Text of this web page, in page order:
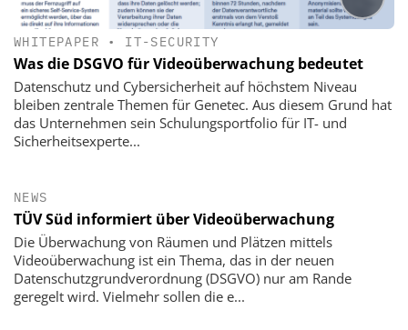
WHITEPAPER • IT-SECURITY
Was die DSGVO für Videoüberwachung bedeutet
Datenschutz und Cybersicherheit auf höchstem Niveau
bleiben zentrale Themen für Genetec. Aus diesem Grund hat
das Unternehmen sein Schulungsportfolio für IT- und
Sicherheitsexperte...
NEWS
TÜV Süd informiert über Videoüberwachung
Die Überwachung von Räumen und Plätzen mittels
Videoüberwachung ist ein Thema, das in der neuen
Datenschutzgrundverordnung (DSGVO) nur am Rande
geregelt wird. Vielmehr sollen die e...